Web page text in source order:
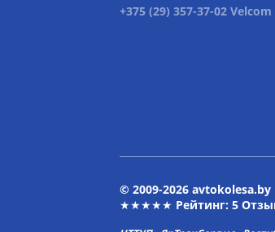
+375 (29) 357-37-02 Velcom
© 2009-2026
★★★★★ Рейтинг: 5